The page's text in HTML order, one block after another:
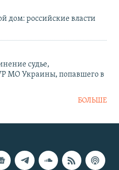
дом: российские власти
судье,
МО Украины, попавшего в
БОЛЬШЕ